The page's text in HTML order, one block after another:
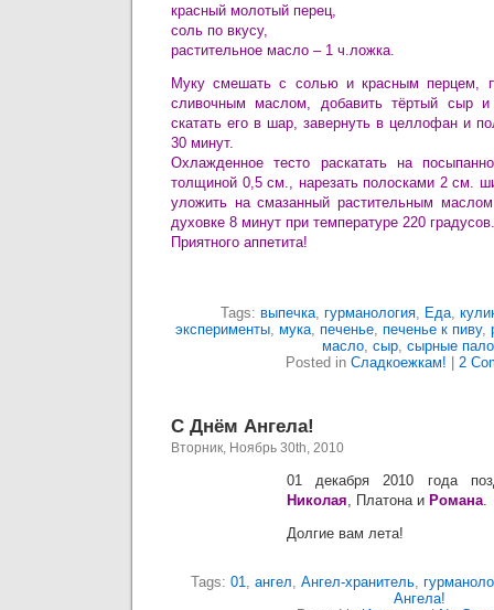
красный молотый перец,
соль по вкусу,
растительное масло – 1 ч.ложка.
Муку смешать с солью и красным перцем,
сливочным маслом, добавить тёртый сыр и
скатать его в шар, завернуть в целлофан и
30 минут.
Охлажденное тесто раскатать на
толщиной 0,5 см., нарезать полосками 2 см.
уложить на смазанный растительным
духовке 8 минут при температуре 220 градусов.
Приятного аппетита!
Tags: выпечка, гурманология, Еда,
эксперименты, мука, печенье, печенье к пиву,
масло, сыр, сырные
Posted in Сладкоежкам! 2
С Днём Ангела!
Вторник, Ноябрь 30th, 2010
01 декабря 2010 года
Николая, Платона и Романа.
Долгие вам лета!
Tags: 01, ангел, Ангел-хранитель,
Ангела!